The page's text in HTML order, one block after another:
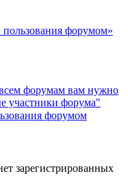
форумом»
форумам вам нужно
участники форума"
форумом
зарегистрированных